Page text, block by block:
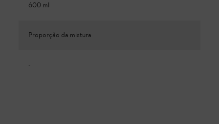
600 ml
Proporção da mistura
-